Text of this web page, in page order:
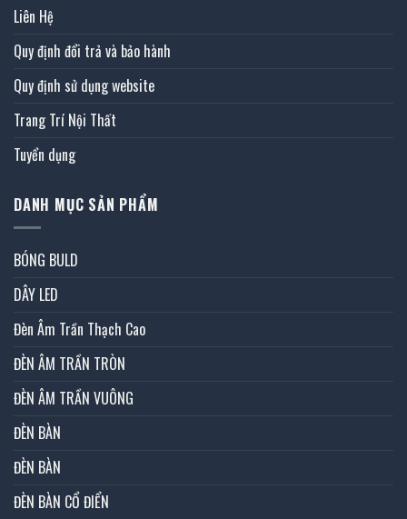
Liên Hệ
Quy định đổi trả và bảo hành
Quy định sử dụng website
Trang Trí Nội Thất
Tuyển dụng
DANH MỤC SẢN PHẨM
BÓNG BULD
DÂY LED
Đèn Âm Trần Thạch Cao
ĐÈN ÂM TRẦN TRÒN
ĐÈN ÂM TRẦN VUÔNG
ĐÈN BÀN
ĐÈN BÀN
ĐÈN BÀN CỔ ĐIỂN